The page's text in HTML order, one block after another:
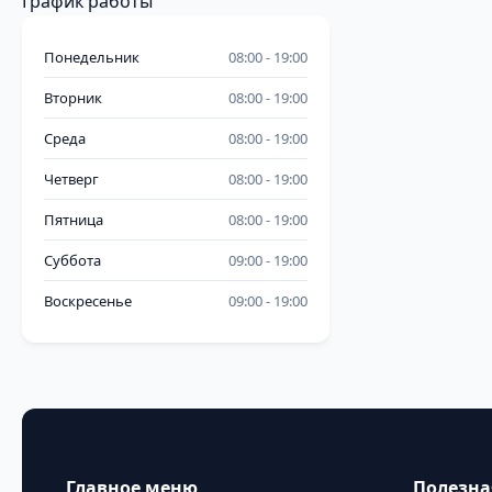
Понедельник 08:00 19:00
Вторник 08:00 19:00
Среда 08:00 19:00
Четверг 08:00 19:00
Пятница 08:00 19:00
Суббота 09:00 19:00
Воскресенье 09:00 19:00